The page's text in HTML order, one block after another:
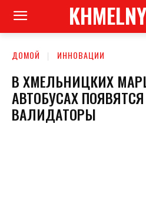
ДОМОЙ ИННОВАЦИИ
В ХМЕЛЬНИЦКИХ
АВТОБУСАХ
ВАЛИДАТОРЫ